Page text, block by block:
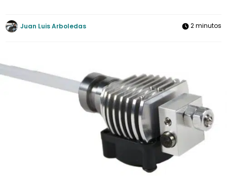
Juan Luis Arboledas 2 minutos